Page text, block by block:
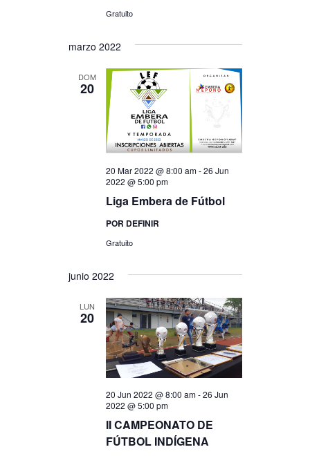
Gratuito
marzo 2022
DOM
20
Liga Embera de Fútbol
20 Mar 2022 @ 8:00 am-26 Jun
2022 @ 5:00 pm
POR DEFINIR
Gratuito
junio 2022
LUN
20
II CAMPEONATO DE
FÚTBOL INDÍGENA
20 Jun 2022 @ 8:00 am-26 Jun
2022 @ 5:00 pm